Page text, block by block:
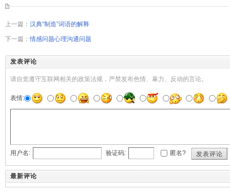
上一篇： 汉典“制造”词语的解释
下一篇：情感问题心理沟通问题
发表评论
请自觉遵守互联网相关的政策法规，严禁发布色情、暴力、反动的言论。
表情:
用户名: 验证码: 匿名? 发表评论
最新评论